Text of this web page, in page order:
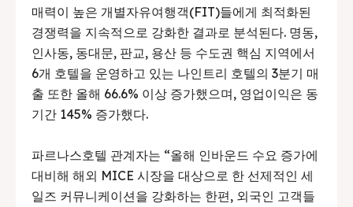
매력이 높은 개별자유여행객(FIT)들에게 최적화된
경쟁력을 지속적으로 강화한 결과로 분석된다. 명동,
인사동, 동대문, 판교, 용산 등 수도권 핵심 지역에서
6개 호텔을 운영하고 있는 나인트리 호텔의 3분기 매
출 또한 올해 66.6% 이상 증가했으며, 영업이익은 동
기간 145% 증가했다.
파르나스호텔 관계자는 “올해 인바운드 수요 증가에
대비해 해외 MICE 시장을 대상으로 한 선제적인 세
일즈 커뮤니케이션을 강화하는 한편, 외국인 고객들